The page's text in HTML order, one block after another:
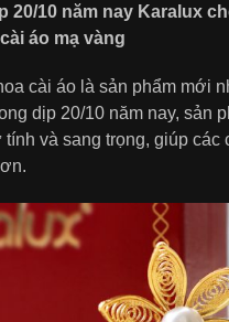
20/10 năm nay Karalux
áo mạ vàng
cài áo là sản phẩm mới
dịp 20/10 năm nay, sản
tính và sang trọng, giúp các